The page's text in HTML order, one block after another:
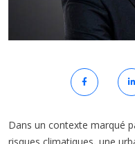
Dans un contexte marqué